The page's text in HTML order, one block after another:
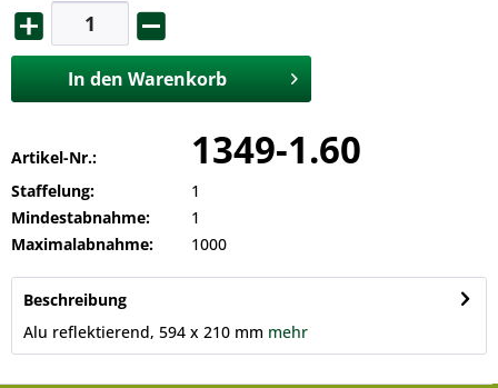
In den Warenkorb
Artikel-Nr.: 1349-1.60
Staffelung:
1
Mindestabnahme:
1
Maximalabnahme:
1000
Beschreibung
Alu reflektierend, 594 x 210 mm mehr